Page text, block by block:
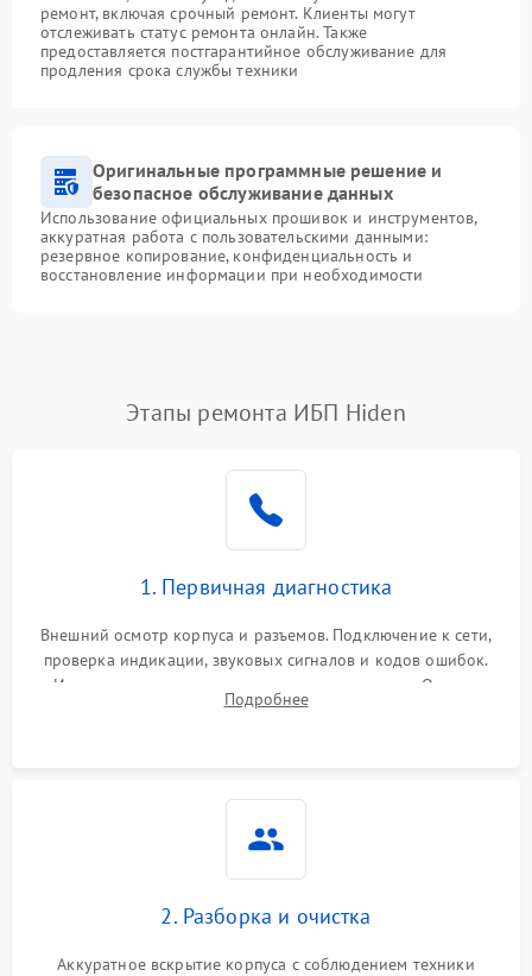
ремонт, включая срочный ремонт. Клиенты могут
отслеживать статус ремонта онлайн. Также
предоставляется постгарантийное обслуживание для
продления срока службы техники
Оригинальные программные решение и
безопасное обслуживание данных
Использование официальных прошивок и инструментов,
аккуратная работа с пользовательскими данными:
резервное копирование, конфиденциальность и
восстановление информации при необходимости
Этапы ремонта ИБП Hiden
1. Первичная диагностика
Внешний осмотр корпуса и разъемов. Подключение к сети,
проверка индикации, звуковых сигналов и кодов ошибок.
Измерение входного и выходного напряжения. Оценка
реакции ИБП на отключение основного питания без
Подробнее
2. Разборка и очистка
Аккуратное вскрытие корпуса с соблюдением техники